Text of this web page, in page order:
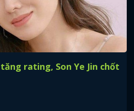
rating, Son Ye Jin chốt